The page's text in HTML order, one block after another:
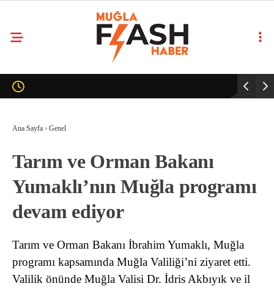
Ana Sayfa › Genel
Tarım ve Orman Bakanı
Yumaklı’nın Muğla programı
devam ediyor
Tarım ve Orman Bakanı İbrahim Yumaklı, Muğla
programı kapsamında Muğla Valiliği’ni ziyaret etti.
Valilik önünde Muğla Valisi Dr. İdris Akbıyık ve il